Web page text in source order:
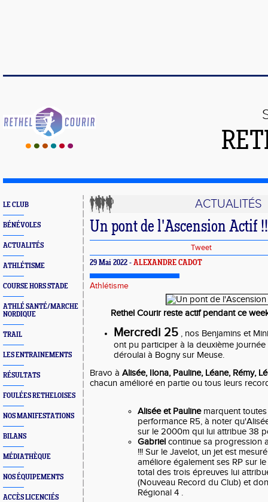
LE CLUB
BÉNÉVOLES
ACTUALITÉS
ATHLÉTISME
COURSE HORS STADE
ATHLÉ SANTÉ/MARCHE
NORDIQUE
TRAIL
LES ENTRAINEMENTS
RÉSULTATS
FOULÉES RETHELOISES
NOS MANIFESTATIONS
BILANS
MÉDIATHÈQUE
NOS ÉQUIPEMENTS
ACCÈS LICENCIÉS
ACTUALITÉS
Un pont de l'Ascension Actif !!
Tweet
29 Mai 2022 - ALEXANDRE CADOT
Athlétisme
Rethel Courir reste actif pendant ce
Mercredi 25 , nos Benjamins et
ont pu participer à la deuxième
déroulai à Bogny sur Meuse.
Bravo à Alisée, Ilona, Pauline, Léane, Rémy,
chacun amélioré en partie ou tous leurs
Alisée et Pauline marquent
performance R5, à noter
sur le 2000m qui lui attribue 38
Gabriel continue sa progression
!!! Sur le Javelot, un jet est
améliore également ses RP sur
total des trois épreuves lui
(Nouveau Record du Club) et
Régional 4 .